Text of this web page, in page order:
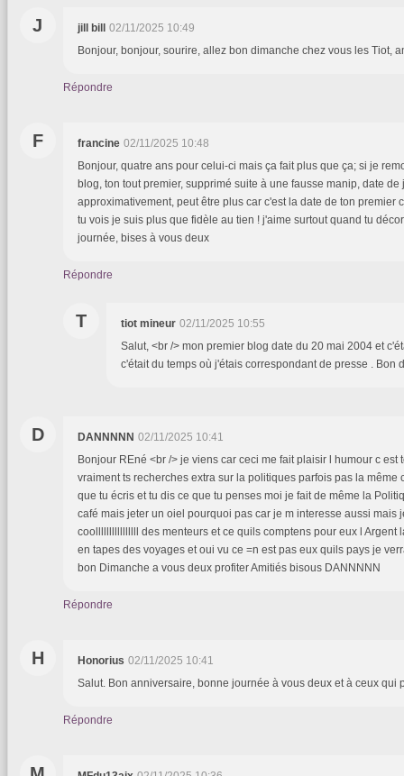
J jill bill 02/11/2025 10:49
Bonjour, bonjour, sourire, allez bon dimanche chez vous les Tiot,
Répondre
F francine 02/11/2025 10:48
Bonjour, quatre ans pour celui-ci mais ça fait plus que ça; si je
blog, ton tout premier, supprimé suite à une fausse manip, date de
approximativement, peut être plus car c'est la date de ton premier
tu vois je suis plus que fidèle au tien ! j'aime surtout quand tu
journée, bises à vous deux
Répondre
T tiot mineur 02/11/2025 10:55
Salut, <br /> mon premier blog date du 20 mai 2004 et
c'était du temps où j'étais correspondant de presse . Bon
D DANNNNN 02/11/2025 10:41
Bonjour REné <br /> je viens car ceci me fait plaisir l humour c est
vraiment ts recherches extra sur la politiques parfois pas la même
que tu écris et tu dis ce que tu penses moi je fait de même la
café mais jeter un oiel pourquoi pas car je m interesse aussi mais
coollllllllllllllll des menteurs et ce quils comptens pour eux l Argent
en tapes des voyages et oui vu ce =n est pas eux quils pays je
bon Dimanche a vous deux profiter Amitiés bisous DANNNNN
Répondre
H Honorius 02/11/2025 10:41
Salut. Bon anniversaire, bonne journée à vous deux et à ceux qui
Répondre